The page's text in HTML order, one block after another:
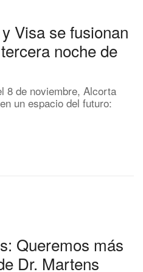
Visa se fusionan
noche de
8 de noviembre, Alcorta
un espacio del futuro:
Queremos más
Dr. Martens